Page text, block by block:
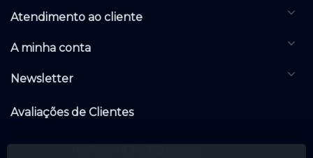
Atendimento ao cliente
A minha conta
Newsletter
Avaliações de Clientes